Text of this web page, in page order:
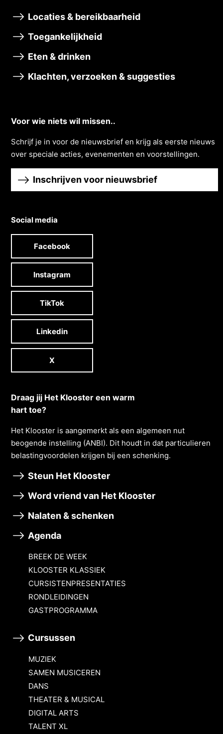
Locaties & bereikbaarheid
Toegankelijkheid
Eten & drinken
Klachten, verzoeken & suggesties
Voor wie niets wil missen..
Schrĳf je in voor de nieuwsbrief en krĳg als eerste nieuws
over speciale acties, evenementen en voorstellingen.
Inschrijven voor nieuwsbrief
Social media
Facebook
Instagram
TikTok
Linkedin
X
Draag jij Het Klooster een warm
hart toe?
Het Klooster is aangemerkt als een algemeen nut
beogende instelling (ANBI). Dit houdt in dat particulieren
belastingvoordelen krĳgen bĳ een schenking.
Steun Het Klooster
Word vriend van Het Klooster
Nalaten & schenken
Agenda
BREEK DE WEEK
KLOOSTER KLASSIEK
CURSISTENPRESENTATIES
RONDLEIDINGEN
GASTPROGRAMMA
Cursussen
MUZIEK
SAMEN MUSICEREN
DANS
THEATER & MUSICAL
DIGITAL ARTS
TALENT XL